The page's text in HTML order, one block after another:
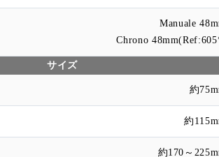
Manuale
Chrono
サイズ
約
約
約170～